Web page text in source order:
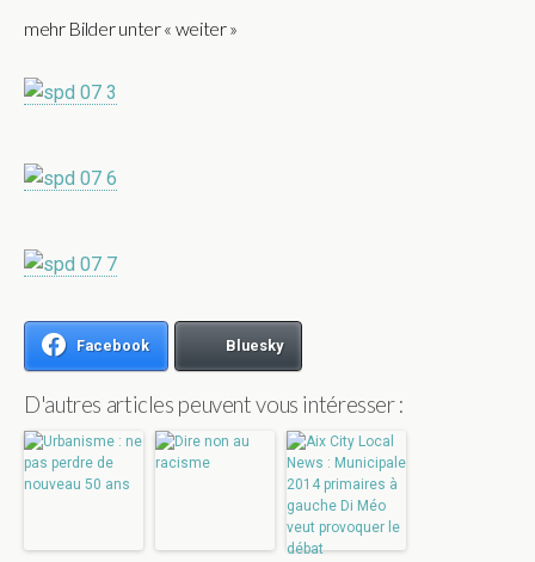
mehr Bilder unter « weiter »
Facebook Bluesky
D'autres articles peuvent vous intéresser :